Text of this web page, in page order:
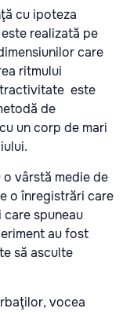
cu ipoteza
realizată pe
care
ritmului
este
de
un corp de mari
vârstă medie de
o înregistrări care
spuneau
au fost
să asculte
vocea